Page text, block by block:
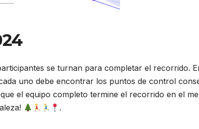
se turnan para completar el recorrido.
uno debe encontrar los puntos de control
el equipo completo termine el recorrido en el
.